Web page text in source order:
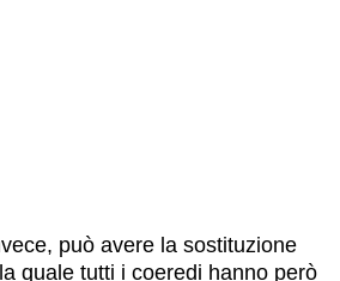
può avere la sostituzione
quale tutti i coeredi hanno però